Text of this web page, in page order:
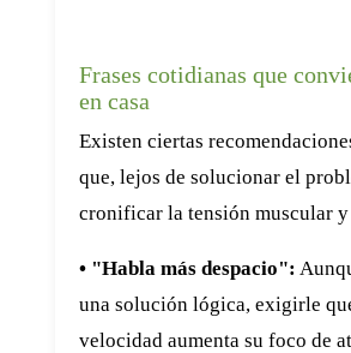
Frases cotidianas que
en casa
Existen ciertas
que, lejos de solucionar el
cronificar la tensión muscular
• "Habla más despacio":
una solución lógica, exigirle
velocidad aumenta su foco de